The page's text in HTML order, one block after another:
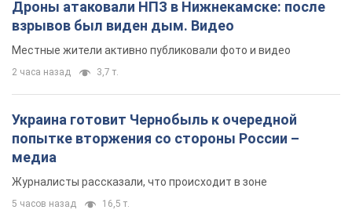
Дроны атаковали НПЗ в Нижнекамске: после
взрывов был виден дым. Видео
Местные жители активно публиковали фото и видео
2 часа назад 3,7 т.
Украина готовит Чернобыль к очередной
попытке вторжения со стороны России –
медиа
Журналисты рассказали, что происходит в зоне
5 часов назад 16,5 т.